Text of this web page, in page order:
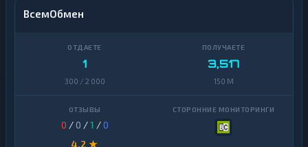
ВсемОбмен
1
300 / 2 000
3,517
150 M
0 / 0 /1 /0
4,2 ★